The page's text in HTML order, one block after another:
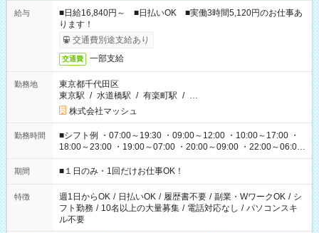
給与
■日給16,840円～ ■日払いOK ■実働3時間5,120円のお仕事あ
ります！
交通費別途支給あり
交通費 一部支給
勤務地
東京都千代田区
東京駅 / 水道橋駅 / 有楽町駅 / …
株式会社マッシュ
勤務時間
■シフト例 ・07:00～19:30 ・09:00～12:00 ・10:00～17:00 ・
18:00～23:00 ・19:00～07:00 ・20:00～09:00 ・22:00～06:00
etc ★最短で3時間で5,120円のお仕事から 15時間で2万円近く稼
げるお仕事も！ ご希望のお時間に合わせてご紹介！ ※シフトは
ください！
期間 ■１日のみ・1回だけお仕事OK！
特徴 週1日からOK / 日払いOK / 履歴書不要 / 副業・WワークOK / シ
フト勤務 / 10名以上の大量募集 / 電話対応なし / パソコンスキ
ル不要